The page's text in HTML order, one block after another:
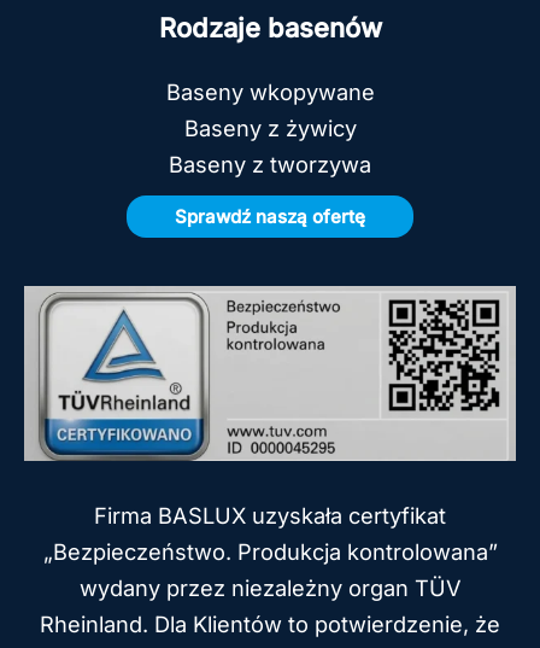
Rodzaje basenów
Baseny wkopywane
Baseny z żywicy
Baseny z tworzywa
Firma BASLUX uzyskała certyfikat
„Bezpieczeństwo. Produkcja kontrolowana”
wydany przez niezależny organ TÜV
Rheinland. Dla Klientów to potwierdzenie, że
Sprawdź naszą ofertę